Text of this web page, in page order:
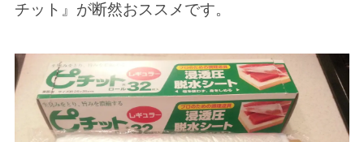
チット』が断然おススメです。